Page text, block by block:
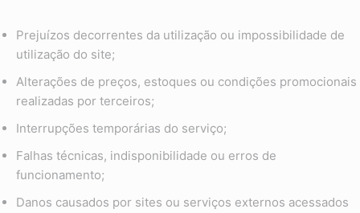
Prejuízos decorrentes da utilização ou impossibilidade de
utilização do site;
Alterações de preços, estoques ou condições promocionais
realizadas por terceiros;
Interrupções temporárias do serviço;
Falhas técnicas, indisponibilidade ou erros de
funcionamento;
Danos causados por sites ou serviços externos acessados